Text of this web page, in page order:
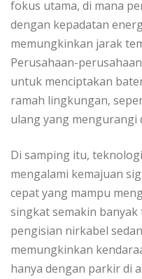
fokus utama, di mana
dengan kepadatan
memungkinkan jarak
Perusahaan-
untuk menciptakan
ramah lingkungan,
ulang yang mengurangi
Di samping itu,
mengalami kemajuan
cepat yang mampu
singkat semakin banyak
pengisian nirkabel
memungkinkan
hanya dengan parkir di